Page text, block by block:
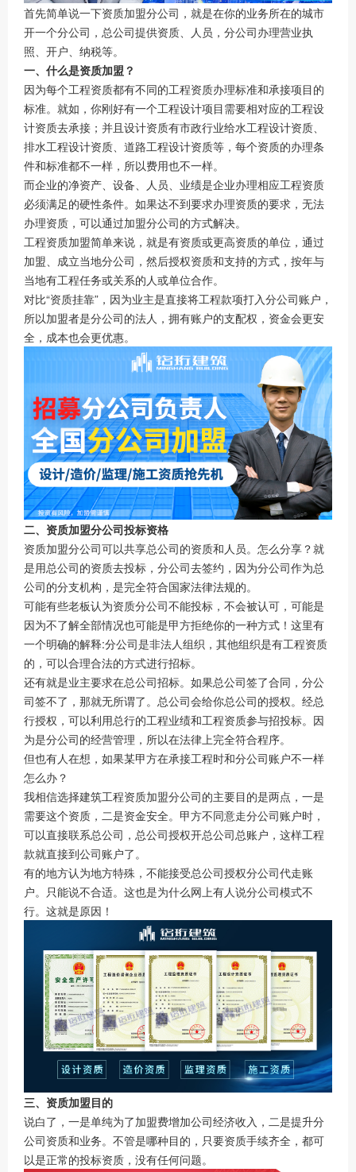
首先简单说一下资质加盟分公司 ，就是在你的业务所在的城市
开一个分公司，总公司提供资质、人员，分公司办理营业执
照、开户、纳税等。
一、什么是资质加盟？
因为每个工程资质都有不同的工程资质办理标准和承接项目的
标准。就如，你刚好有一个工程设计项目需要相对应的工程设
计资质去承接；并且设计资质有市政行业给水工程设计资质、
排水工程设计资质、道路工程设计资质等，每个资质的办理条
件和标准都不一样，所以费用也不一样。
而企业的净资产、设备、人员、业绩是企业办理相应工程资质
必须满足的硬性条件。如果达不到要求办理资质的要求，无法
办理资质，可以通过加盟分公司的方式解决。
工程资质加盟简单来说，就是有资质或更高资质的单位，通过
加盟、成立当地分公司，然后授权资质和支持的方式，按年与
当地有工程任务或关系的人或单位合作。
对比“资质挂靠”，因为业主是直接将工程款项打入分公司账户，
所以加盟者是分公司的法人，拥有账户的支配权，资金会更安
全，成本也会更优惠。
二、资质加盟分公司投标资格
资质加盟分公司可以共享总公司的资质和人员。怎么分享？就
是用总公司的资质去投标，分公司去签约，因为分公司作为总
公司的分支机构，是完全符合国家法律法规的。
可能有些老板认为资质分公司不能投标，不会被认可，可能是
因为不了解全部情况也可能是甲方拒绝你的一种方式！这里有
一个明确的解释:分公司是非法人组织，其他组织是有工程资质
的，可以合理合法的方式进行招标。
还有就是业主要求在总公司招标。如果总公司签了合同，分公
司签不了，那就无所谓了。总公司会给你总公司的授权。经总
行授权，可以利用总行的工程业绩和工程资质参与招投标。因
为是分公司的经营管理，所以在法律上完全符合程序。
但也有人在想，如果某甲方在承接工程时和分公司账户不一样
怎么办？
我相信选择建筑工程资质加盟分公司的主要目的是两点，一是
需要这个资质，二是资金安全。甲方不同意走分公司账户时，
可以直接联系总公司，总公司授权开总公司总账户，这样工程
款就直接到公司账户了。
有的地方认为地方特殊，不能接受总公司授权分公司代走账
户。只能说不合适。这也是为什么网上有人说分公司模式不
行。这就是原因！
三、资质加盟目的
说白了，一是单纯为了加盟费增加公司经济收入，二是提升分
公司资质和业务。不管是哪种目的，只要资质手续齐全，都可
以是正常的投标资质，没有任何问题。